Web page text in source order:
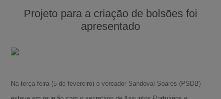
Projeto para a criação de bolsões foi
apresentado
Na terça-feira (5 de fevereiro) o vereador Sandoval Soares (PSDB)